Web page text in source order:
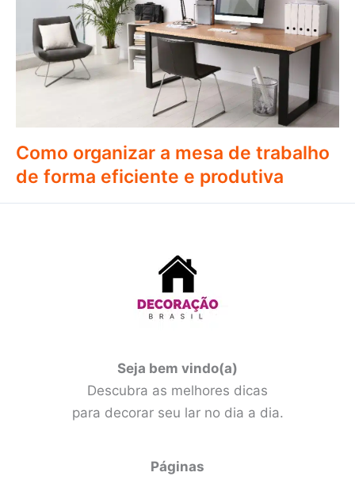
Como organizar a mesa de trabalho
de forma eficiente e produtiva
Seja bem vindo(a)
Descubra as melhores dicas
para decorar seu lar no dia a dia.
Páginas